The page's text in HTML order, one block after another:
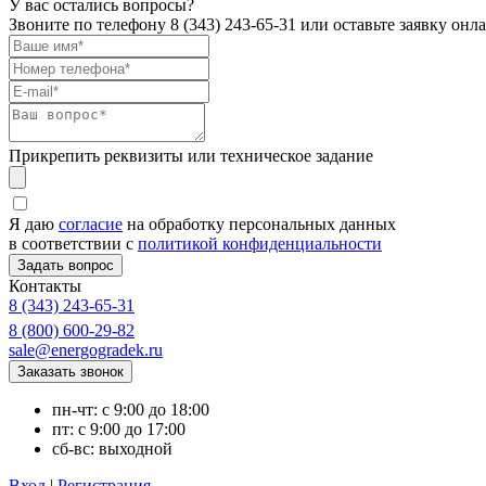
У вас остались вопросы?
Звоните по телефону 8 (343) 243-65-31 или оставьте заявку
Прикрепить реквизиты или техническое задание
Я даю согласие на обработку персональных данных
в соответствии с политикой конфиденциальности
Контакты
8 (343) 243-65-31
8 (800) 600-29-82
sale@energogradek.ru
пн-чт: с 9:00 до 18:00
пт: с 9:00 до 17:00
сб-вс: выходной